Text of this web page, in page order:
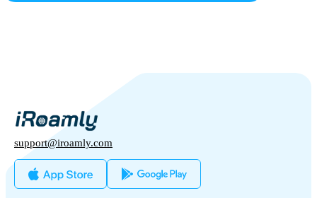
support@iroamly.com